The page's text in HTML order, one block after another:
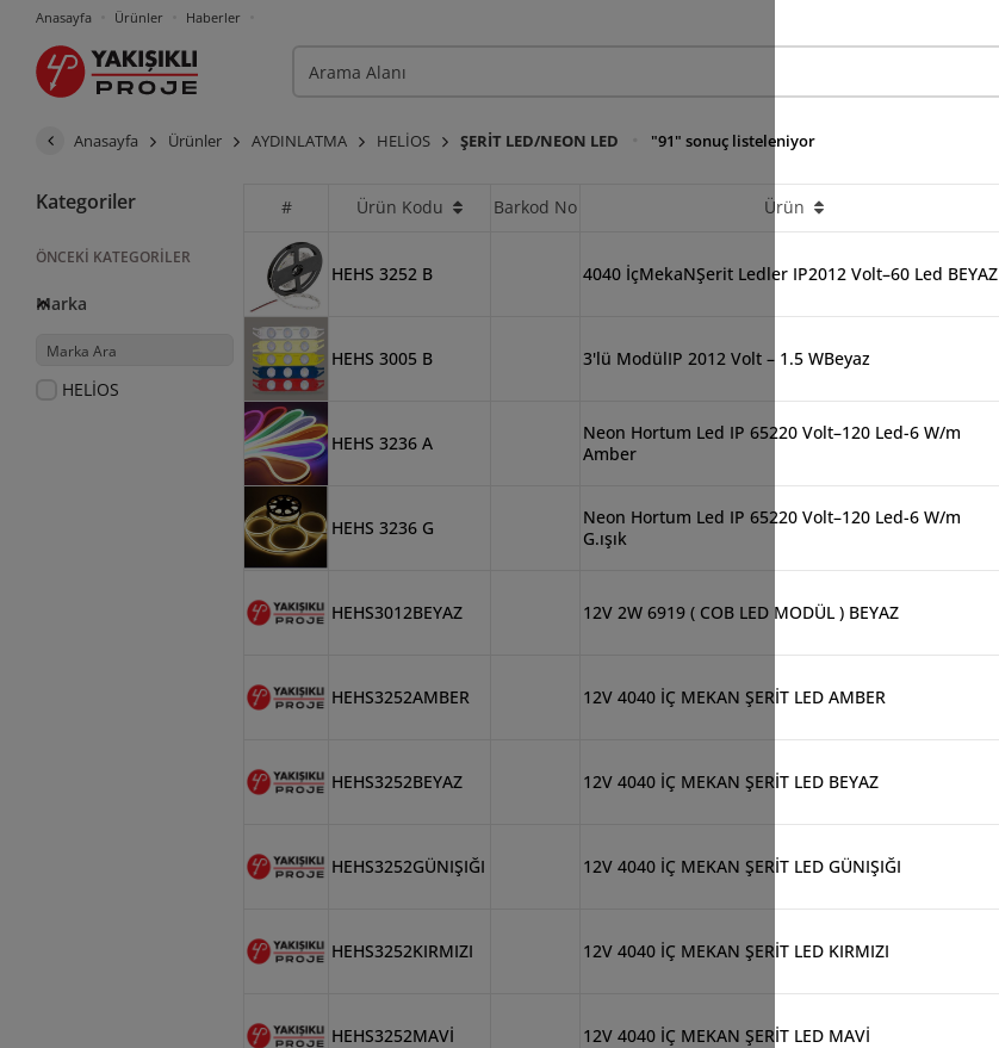
Anasayfa Ürünler Haberler
Anasayfa Ürünler AYDINLATMA HELİOS ŞERİT LED/NEON LED "91" sonuç listeleniyor
Kategoriler
ÖNCEKI KATEGORILER
Marka
HELİOS
# Ürün Kodu Barkod No Ürün
HEHS 3252 B 4040 İçMekaNŞerit Ledler IP2012 Volt–60 Led BEYAZ
HEHS 3005 B 3'lü ModülIP 2012 Volt – 1.5 WBeyaz
HEHS 3236 A
Neon Hortum Led IP 65220 Volt–120 Led-6 W/m
Amber
HEHS 3236 G
Neon Hortum Led IP 65220 Volt–120 Led-6 W/m
G.ışık
HEHS3012BEYAZ 12V 2W 6919 ( COB LED MODÜL ) BEYAZ
HEHS3252AMBER 12V 4040 İÇ MEKAN ŞERİT LED AMBER
HEHS3252BEYAZ 12V 4040 İÇ MEKAN ŞERİT LED BEYAZ
HEHS3252GÜNIŞIĞI 12V 4040 İÇ MEKAN ŞERİT LED GÜNIŞIĞI
HEHS3252KIRMIZI 12V 4040 İÇ MEKAN ŞERİT LED KIRMIZI
HEHS3252MAVİ 12V 4040 İÇ MEKAN ŞERİT LED MAVİ